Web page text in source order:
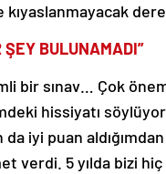
kıyaslanmayacak
BULUNAMADI”
bir sınav… Çok
hissiyatı
da iyi puan
verdi. 5 yılda bizi